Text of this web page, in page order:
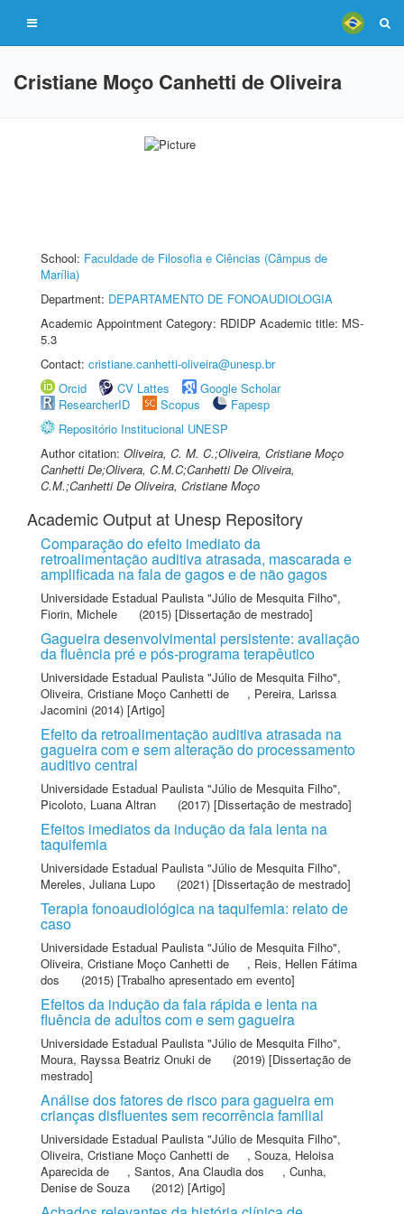
Cristiane Moço Canhetti de Oliveira
School: Faculdade de Filosofia e Ciências (Câmpus de
Marília)
Department: DEPARTAMENTO DE FONOAUDIOLOGIA
Academic Appointment Category: RDIDP Academic title: MS-
5.3
Contact: cristiane.canhetti-oliveira@unesp.br
Orcid
CV Lattes
Google Scholar
ResearcherID
Scopus
Fapesp
Repositório Institucional UNESP
Author citation: Oliveira, C. M. C.;Oliveira, Cristiane Moço
Canhetti De;Olivera, C.M.C;Canhetti De Oliveira,
C.M.;Canhetti De Oliveira, Cristiane Moço
Academic Output at Unesp Repository
Comparação do efeito imediato da
retroalimentação auditiva atrasada, mascarada e
amplificada na fala de gagos e de não gagos
Universidade Estadual Paulista "Júlio de Mesquita Filho",
Fiorin, Michele
(2015) [Dissertação de mestrado]
Gagueira desenvolvimental persistente: avaliação
da fluência pré e pós-programa terapêutico
Universidade Estadual Paulista "Júlio de Mesquita Filho",
Oliveira, Cristiane Moço Canhetti de
, Pereira, Larissa
Jacomini (2014) [Artigo]
Efeito da retroalimentação auditiva atrasada na
gagueira com e sem alteração do processamento
auditivo central
Universidade Estadual Paulista "Júlio de Mesquita Filho",
Picoloto, Luana Altran
(2017) [Dissertação de mestrado]
Efeitos imediatos da indução da fala lenta na
taquifemia
Universidade Estadual Paulista "Júlio de Mesquita Filho",
Mereles, Juliana Lupo
(2021) [Dissertação de mestrado]
Terapia fonoaudiológica na taquifemia: relato de
caso
Universidade Estadual Paulista "Júlio de Mesquita Filho",
Oliveira, Cristiane Moço Canhetti de
, Reis, Hellen Fátima
dos
(2015) [Trabalho apresentado em evento]
Efeitos da indução da fala rápida e lenta na
fluência de adultos com e sem gagueira
Universidade Estadual Paulista "Júlio de Mesquita Filho",
Moura, Rayssa Beatriz Onuki de
(2019) [Dissertação de
mestrado]
Análise dos fatores de risco para gagueira em
crianças disfluentes sem recorrência familial
Universidade Estadual Paulista "Júlio de Mesquita Filho",
Oliveira, Cristiane Moço Canhetti de
, Souza, Heloisa
Aparecida de
, Santos, Ana Claudia dos , Cunha,
Denise de Souza
(2012) [Artigo]